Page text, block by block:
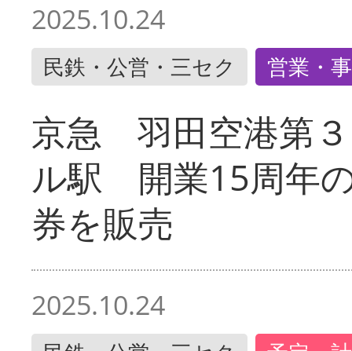
2025.10.24
民鉄・公営・三セク 営業・
京急 羽田空港第
ル駅 開業15周年
券を販売
2025.10.24